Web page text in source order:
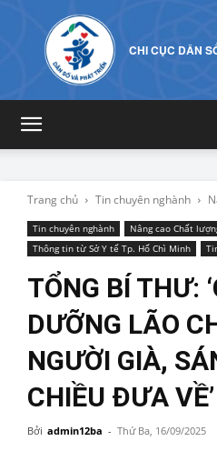
CHI CỤC DÂN
Trang chủ Tin chuyên nghành
Tin chuyên nghành
Nâng cao Chất
Thông tin từ Sở Y tế Tp. Hố Chì Minh
TỔNG BÍ THƯ:
DƯỠNG LÃO
NGƯỜI GIÀ,
CHIỀU ĐƯA VỀ’
Bởi admin12ba - Thứ Ba, 16/09/2025